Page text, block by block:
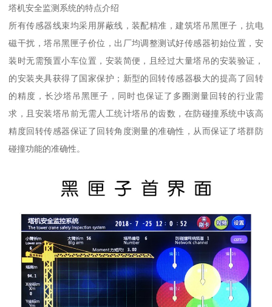
塔机安全监测系统的特点介绍
所有传感器线束均采用屏蔽线，装配精准，建筑塔吊黑匣子，抗电
磁干扰，塔吊黑匣子价位，出厂均调整测试好传感器初始位置，安
装时无需预置小车位置，安装简便，且经过大量塔吊的安装验证，
的安装夹具获得了国家保护；新型的回转传感器极大的提高了回转
的精度，长沙塔吊黑匣子，同时也保证了多圈测量回转的行业需
求，且安装塔吊前无需人工统计塔吊的齿数，在防碰撞系统中该高
精度回转传感器保证了回转角度测量的准确性，从而保证了塔群防
碰撞功能的准确性。